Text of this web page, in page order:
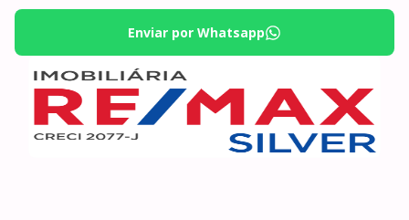
Enviar por Whatsapp